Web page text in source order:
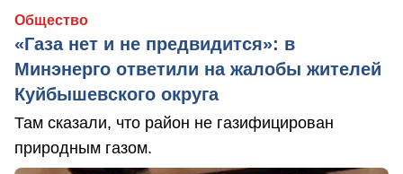
Общество
«Газа нет и не предвидится»: в
Минэнерго ответили на жалобы жителей
Куйбышевского округа
Там сказали, что район не газифицирован
природным газом.